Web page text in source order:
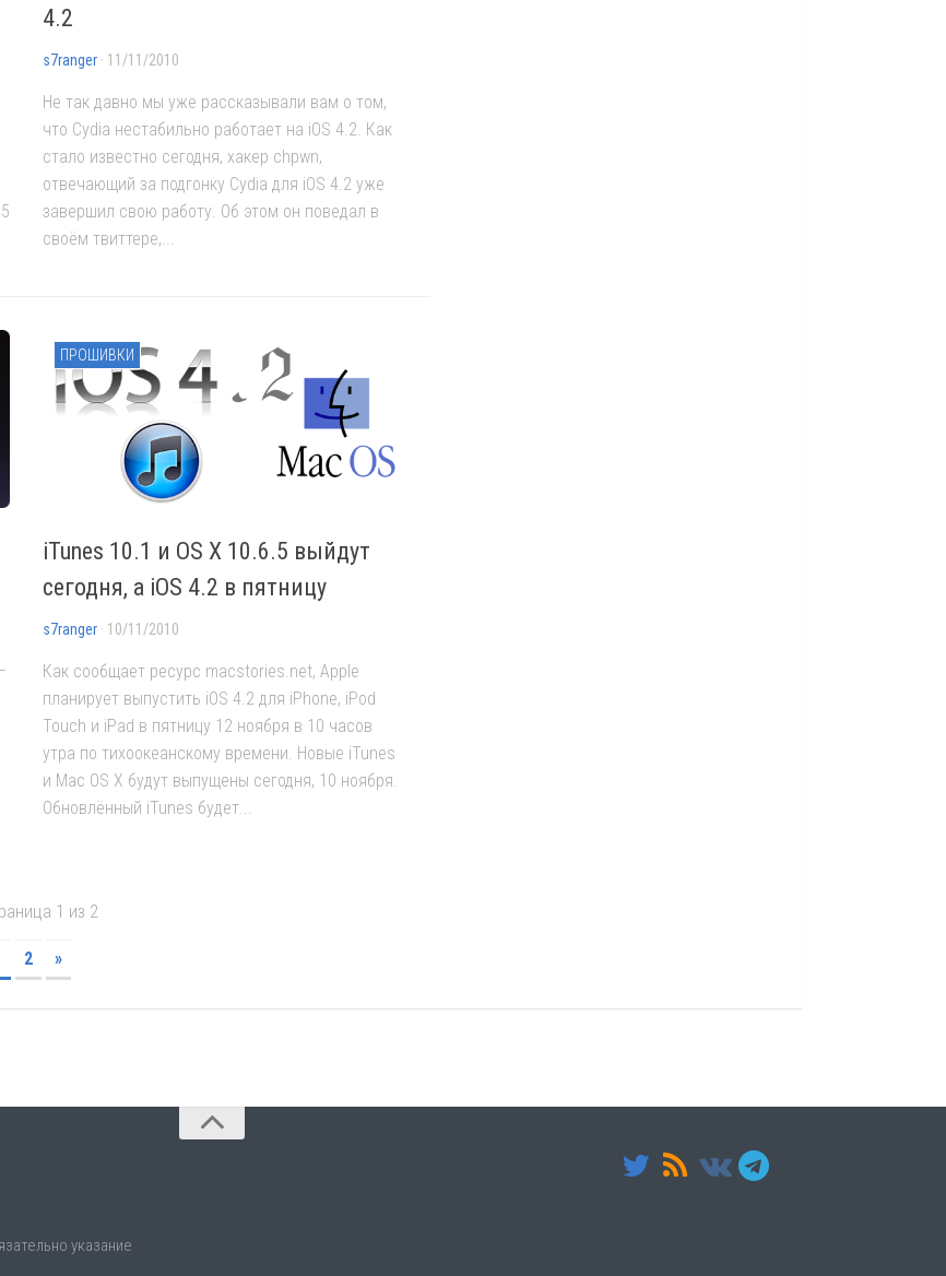
4.2
s7ranger · 11/11/2010
Не так давно мы уже рассказывали вам о том,
что Cydia нестабильно работает на iOS 4.2. Как
стало известно сегодня, хакер chpwn,
отвечающий за подгонку Cydia для iOS 4.2 уже
завершил свою работу. Об этом он поведал в
своём твиттере,...
ПРОШИВКИ
iTunes 10.1 и OS X 10.6.5 выйдут
сегодня, а iOS 4.2 в пятницу
s7ranger · 10/11/2010
Как сообщает ресурс macstories.net, Apple
планирует выпустить iOS 4.2 для iPhone, iPod
Touch и iPad в пятницу 12 ноября в 10 часов
утра по тихоокеанскому времени. Новые iTunes
и Mac OS X будут выпущены сегодня, 10 ноября.
Обновлённый iTunes будет...
1 из 2
2 »
указание